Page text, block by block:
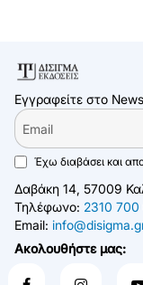
Εγγραφείτε στο
Email
Έχω διαβάσει και
Δαβάκη 14, 57009
Τηλέφωνο: 2310
Email:
Ακολουθήστε μας: